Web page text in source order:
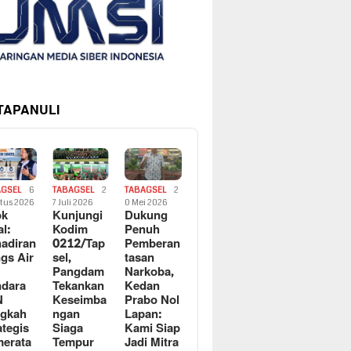
6
2026
Air
TABAGSEL
2
7 Juli 2026
Kunjungi
Kodim
0212/Tap
sel,
Pangdam
Tekankan
Keseimba
ngan
Siaga
Tempur
TABAGSEL
2
0 Mei 2026
Dukung
Penuh
Pemberan
tasan
Narkoba,
Kedan
Prabo Nol
Lapan:
Kami Siap
Jadi Mitra